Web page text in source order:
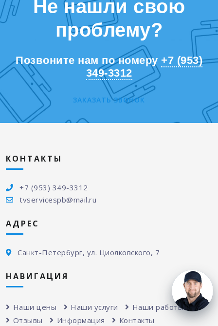
Не нашли свою
проблему?
Позвоните нам по номеру +7 (953)
349-3312
ЗАКАЗАТЬ ЗВОНОК
КОНТАКТЫ
+7 (953) 349-3312
tvservicespb@mail.ru
АДРЕС
Санкт-Петербург, ул. Циолковского, 7
НАВИГАЦИЯ
Наши цены Наши услуги
Наши работы
Отзывы
Информация Контакты